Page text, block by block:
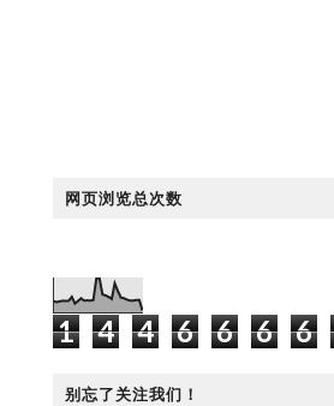
网页浏览总次数
1 4 4 6 6 6 6
别忘了关注我们！